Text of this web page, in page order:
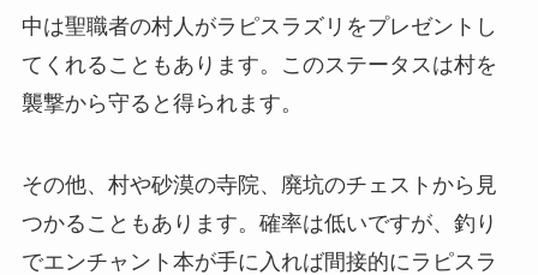
中は聖職者の村人がラピスラズリをプレゼントし
てくれることもあります。このステータスは村を
襲撃から守ると得られます。
その他、村や砂漠の寺院、廃坑のチェストから見
つかることもあります。確率は低いですが、釣り
でエンチャント本が手に入れば間接的にラピスラ